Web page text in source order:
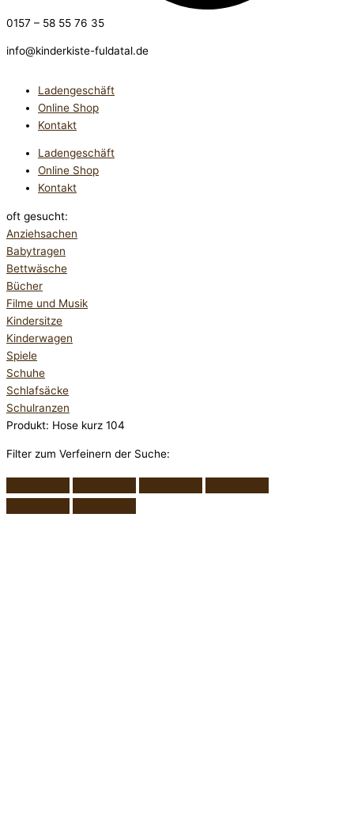
0157 – 58 55 76 35
info@kinderkiste-fuldatal.de
Ladengeschäft
Online Shop
Kontakt
Ladengeschäft
Online Shop
Kontakt
oft gesucht:
Anziehsachen
Babytragen
Bettwäsche
Bücher
Filme und Musik
Kindersitze
Kinderwagen
Spiele
Schuhe
Schlafsäcke
Schulranzen
Produkt: Hose kurz 104
Filter zum Verfeinern der Suche: